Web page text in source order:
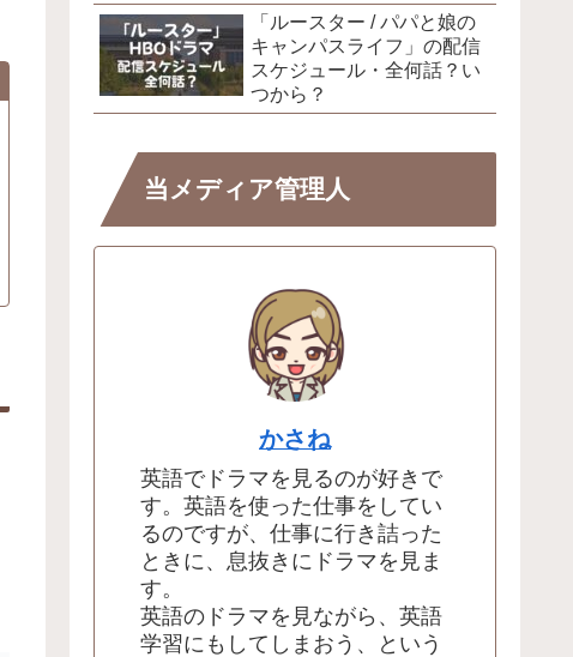
「ルースター / パパと娘の
キャンパスライフ」の配信
スケジュール・全何話？い
つから？
当メディア管理人
かさね
英語でドラマを見るのが好きで
す。英語を使った仕事をしてい
るのですが、仕事に行き詰った
ときに、息抜きにドラマを見ま
す。
英語のドラマを見ながら、英語
学習にもしてしまおう、という